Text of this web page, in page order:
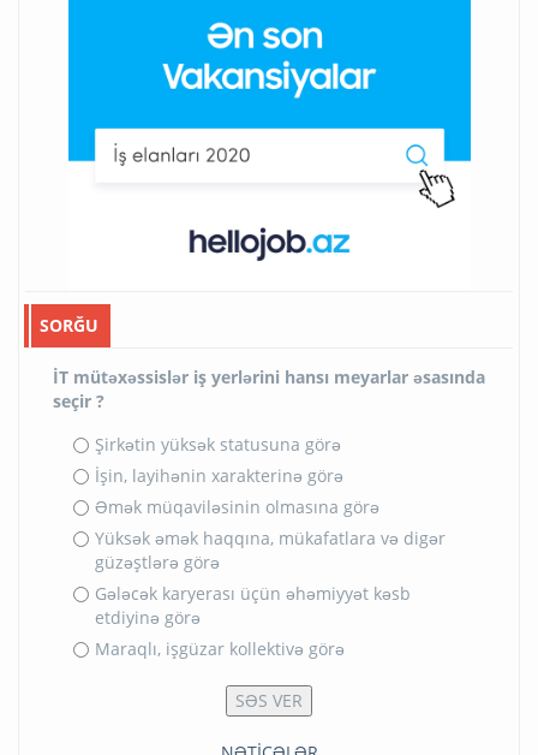
SORĞU
İT mütəxəssislər iş yerlərini hansı meyarlar əsasında
seçir ?
Şirkətin yüksək statusuna görə
İşin, layihənin xarakterinə görə
Əmək müqaviləsinin olmasına görə
Yüksək əmək haqqına, mükafatlara və digər
güzəştlərə görə
Gələcək karyerası üçün əhəmiyyət kəsb
etdiyinə görə
Maraqlı, işgüzar kollektivə görə